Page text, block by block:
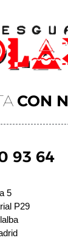
CON
93 64
5
P29